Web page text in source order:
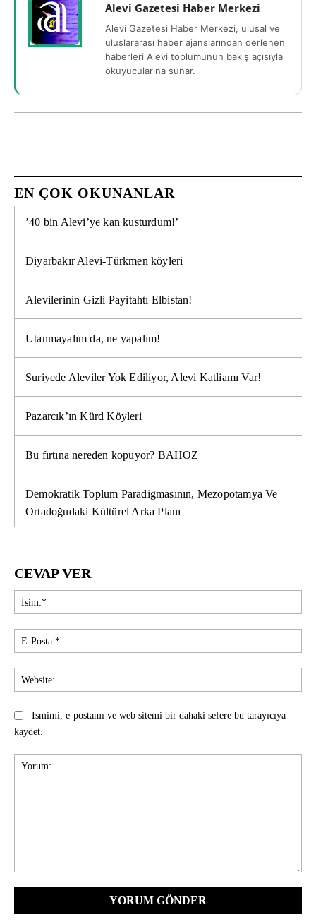
Alevi Gazetesi Haber Merkezi
Alevi Gazetesi Haber Merkezi, ulusal ve
uluslararası haber ajanslarından derlenen
haberleri Alevi toplumunun bakış açısıyla
okuyucularına sunar.
EN ÇOK OKUNANLAR
’40 bin Alevi’ye kan kusturdum!’
Diyarbakır Alevi-Türkmen köyleri
Alevilerinin Gizli Payitahtı Elbistan!
Utanmayalım da, ne yapalım!
Suriyede Aleviler Yok Ediliyor, Alevi Katliamı Var!
Pazarcık’ın Kürd Köyleri
Bu fırtına nereden kopuyor? BAHOZ
Demokratik Toplum Paradigmasının, Mezopotamya Ve
Ortadoğudaki Kültürel Arka Planı
CEVAP VER
Ismimi, e-postamı ve web sitemi bir dahaki sefere bu tarayıcıya
kaydet.